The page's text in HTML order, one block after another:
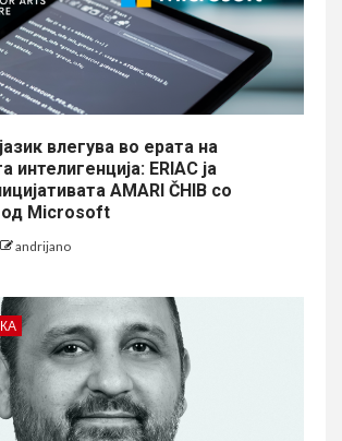
влегува во ерата на
интелигенција: ERIAC ја
AMARI ČHIB со
Microsoft
andrijano